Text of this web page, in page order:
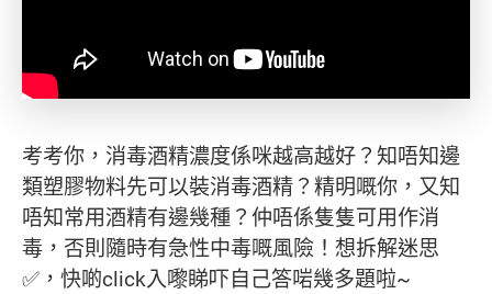
考考你，消毒酒精濃度係咪越高越好？知唔知邊
類塑膠物料先可以裝消毒酒精？精明嘅你，又知
唔知常用酒精有邊幾種？仲唔係隻隻可用作消
毒，否則隨時有急性中毒嘅風險！想拆解迷思
✅，快啲click入嚟睇吓自己答啱幾多題啦~